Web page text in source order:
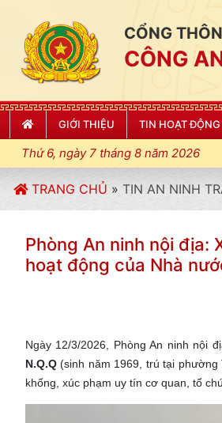
CỔNG
CÔNG
GIỚI THIỆU TIN HOẠT
Thứ 6, ngày 7 tháng 8 năm 2026
ĐIỀU LỆNH; XÂY DỰNG NẾP
TRANG CHỦ » TIN AN NINH
Phòng An ninh nội địa:
hoạt động của Nhà
Ngày 12/3/2026, Phòng An ninh nội
N.Q.Q (sinh năm 1969, trú tại
khống, xúc phạm uy tín cơ quan, tổ